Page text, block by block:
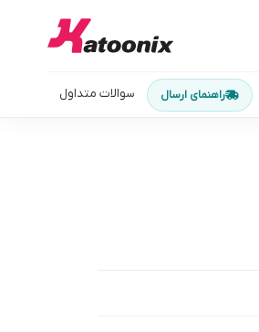
راهنمای ارسال سوالات متداول